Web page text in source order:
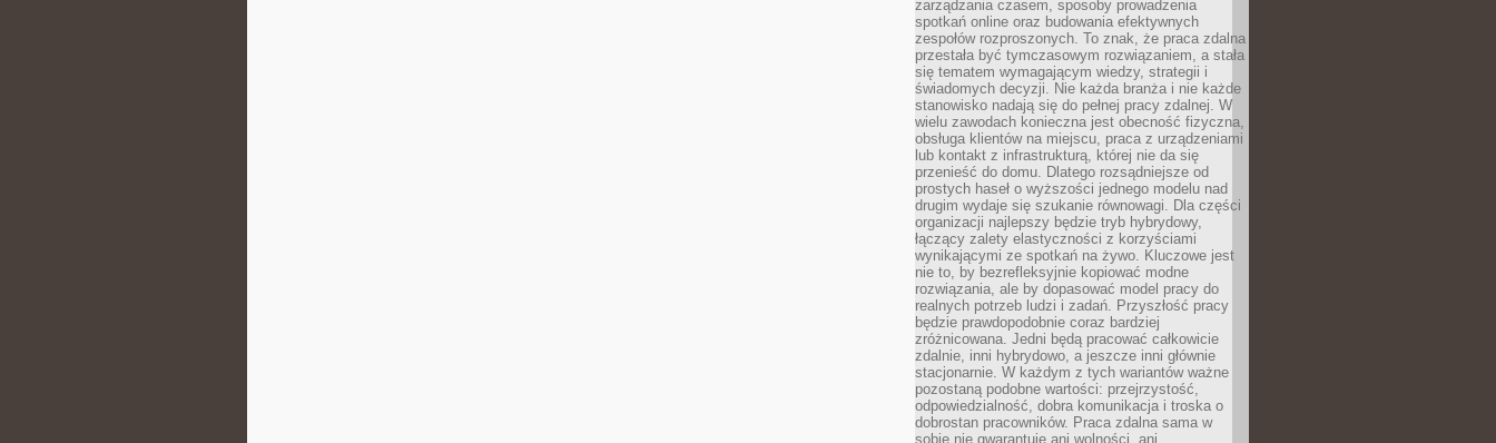
zarządzania czasem, sposoby prowadzenia
spotkań online oraz budowania efektywnych
zespołów rozproszonych. To znak, że praca zdalna
przestała być tymczasowym rozwiązaniem, a stała
się tematem wymagającym wiedzy, strategii i
świadomych decyzji. Nie każda branża i nie każde
stanowisko nadają się do pełnej pracy zdalnej. W
wielu zawodach konieczna jest obecność fizyczna,
obsługa klientów na miejscu, praca z urządzeniami
lub kontakt z infrastrukturą, której nie da się
przenieść do domu. Dlatego rozsądniejsze od
prostych haseł o wyższości jednego modelu nad
drugim wydaje się szukanie równowagi. Dla części
organizacji najlepszy będzie tryb hybrydowy,
łączący zalety elastyczności z korzyściami
wynikającymi ze spotkań na żywo. Kluczowe jest
nie to, by bezrefleksyjnie kopiować modne
rozwiązania, ale by dopasować model pracy do
realnych potrzeb ludzi i zadań. Przyszłość pracy
będzie prawdopodobnie coraz bardziej
zróżnicowana. Jedni będą pracować całkowicie
zdalnie, inni hybrydowo, a jeszcze inni głównie
stacjonarnie. W każdym z tych wariantów ważne
pozostaną podobne wartości: przejrzystość,
odpowiedzialność, dobra komunikacja i troska o
dobrostan pracowników. Praca zdalna sama w
sobie nie gwarantuje ani wolności, ani